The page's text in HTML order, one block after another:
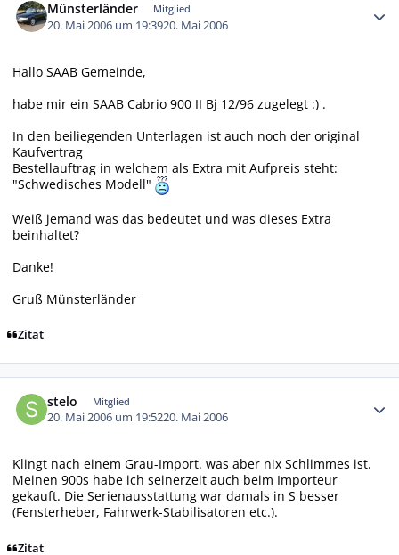
Münsterländer Mitglied
20. Mai 2006 um 19:3920. Mai 2006
Hallo SAAB Gemeinde,
habe mir ein SAAB Cabrio 900 II Bj 12/96 zugelegt :) .
In den beiliegenden Unterlagen ist auch noch der original
Kaufvertrag
Bestellauftrag in welchem als Extra mit Aufpreis steht:
"Schwedisches Modell"
Weiß jemand was das bedeutet und was dieses Extra
beinhaltet?
Danke!
Gruß Münsterländer
Zitat
stelo Mitglied
20. Mai 2006 um 19:5220. Mai 2006
Klingt nach einem Grau-Import. was aber nix Schlimmes ist.
Meinen 900s habe ich seinerzeit auch beim Importeur
gekauft. Die Serienausstattung war damals in S besser
(Fensterheber, Fahrwerk-Stabilisatoren etc.).
Zitat